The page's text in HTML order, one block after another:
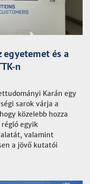
egyetemet és a
n
Karán egy
sarok várja a
közelebb hozza
régió egyik
valamint
a jövő kutatói